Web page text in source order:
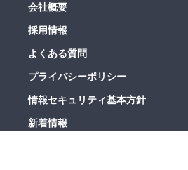
会社概要
採用情報
よくある質問
プライバシーポリシー
情報セキュリティ基本方針
新着情報